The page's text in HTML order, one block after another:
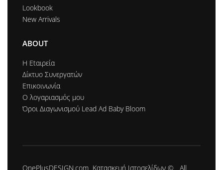
Lookbook
New Arrivals
ABOUT
Η Εtαιρεία
Δίκτυο Συνεργατών
Επικοινωνία
Ο λογαριασμός μου
Όροι Διαγωνισμού Lead Ad Baby Bloom
OnePlusDESIGN.com Κατασκευή Ιστοσελίδων © All